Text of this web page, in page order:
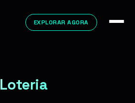
EXPLORAR AGORA
Loteria